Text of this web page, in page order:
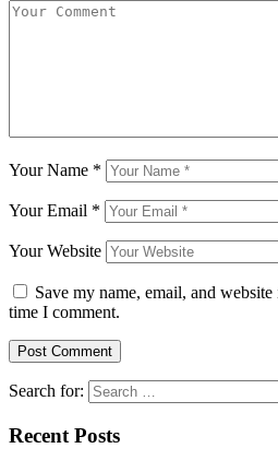
Your Name *
Your Email *
Your Website
Save my name, email, and
time I comment.
Search for:
Recent Posts